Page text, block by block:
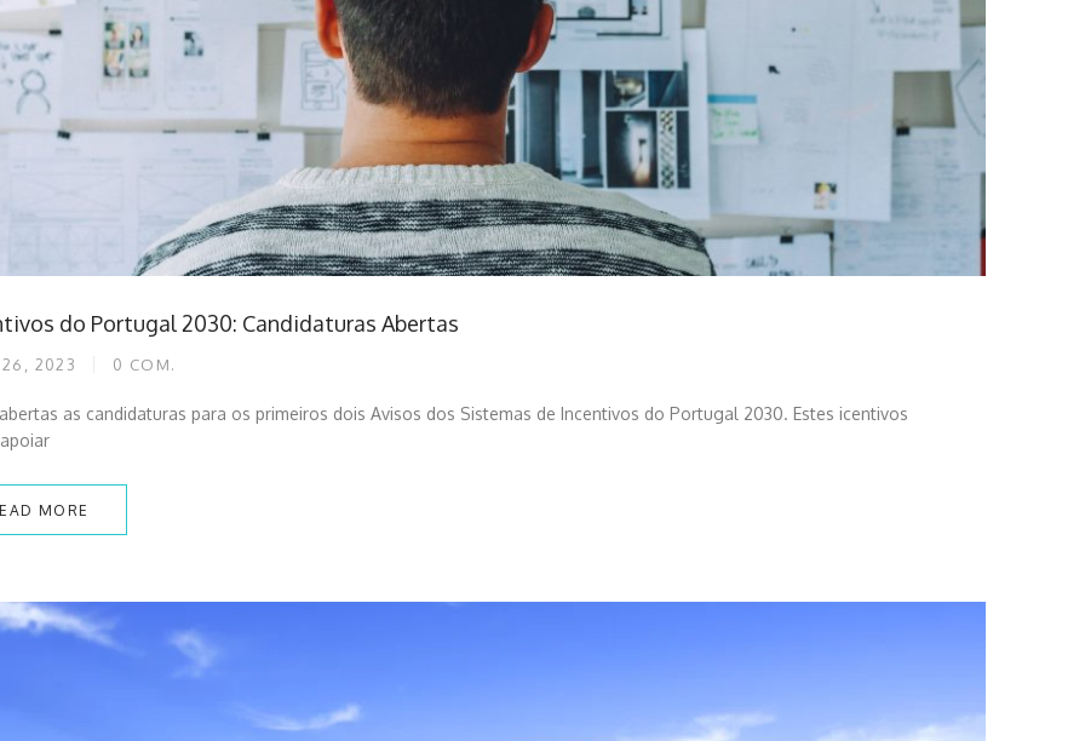
do Portugal 2030: Candidaturas Abertas
2023 0 COM.
as candidaturas para os primeiros dois Avisos dos Sistemas de Incentivos do Portugal 2030. Estes icentivos
MORE